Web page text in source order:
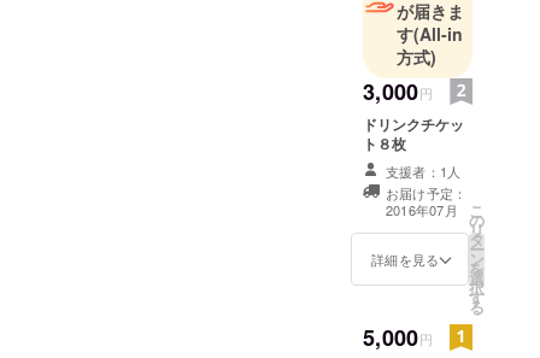
小さな優し
さが生まれ
てくれたら
と願ってい
ます。
が届きま
す(All-in
方式)
3,000円
ドリンクチケッ
ト８枚
支援者：1人
お届け予定：
2016年07月
詳細を見る
こ
の
リ
タ
ー
ン
を
選
択
す
る
5,000円